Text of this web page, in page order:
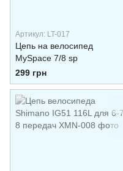
Артикул: LT-017
Цепь на велосипед
MySpace 7/8 sp
299 грн